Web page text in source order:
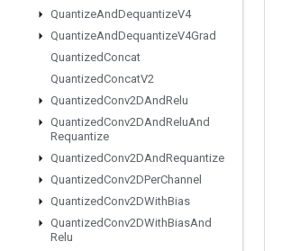
QuantizeAndDequantizeV4
QuantizeAndDequantizeV4Grad
QuantizedConcat
QuantizedConcatV2
QuantizedConv2DAndRelu
QuantizedConv2DAndReluAnd
Requantize
QuantizedConv2DAndRequantize
QuantizedConv2DPerChannel
QuantizedConv2DWithBias
QuantizedConv2DWithBiasAnd
Relu